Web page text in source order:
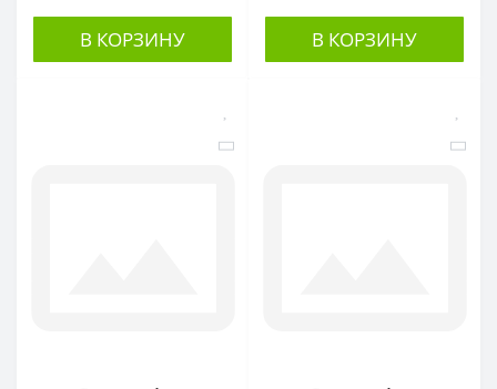
В КОРЗИНУ В КОРЗИНУ